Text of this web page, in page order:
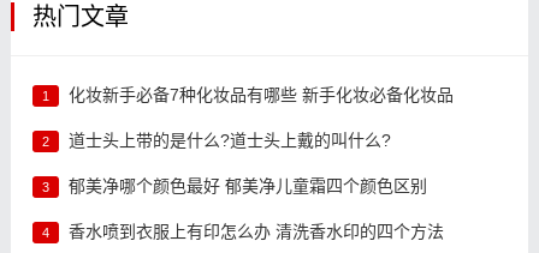
热门文章
1 化妆新手必备7种化妆品有哪些 新手化妆必备化妆品
2 道士头上带的是什么?道士头上戴的叫什么?
3 郁美净哪个颜色最好 郁美净儿童霜四个颜色区别
4 香水喷到衣服上有印怎么办 清洗香水印的四个方法